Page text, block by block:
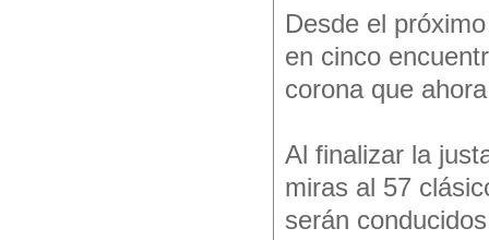
Desde el
en cinco
corona que
Al finalizar la
miras al 57
serán